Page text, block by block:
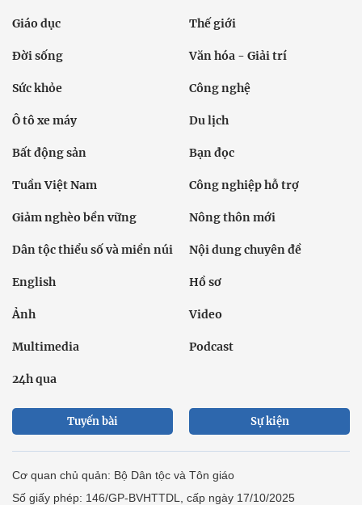
Giáo dục Thế giới
Đời sống Văn hóa - Giải trí
Sức khỏe Công nghệ
Ô tô xe máy Du lịch
Bất động sản Bạn đọc
Tuần Việt Nam Công nghiệp hỗ trợ
Giảm nghèo bền vững Nông thôn mới
Dân tộc thiểu số và miền núi Nội dung chuyên đề
English Hồ sơ
Ảnh Video
Multimedia Podcast
24h qua
Tuyến bài Sự kiện
Cơ quan chủ quản: Bộ Dân tộc và Tôn giáo
Số giấy phép: 146/GP-BVHTTDL, cấp ngày 17/10/2025